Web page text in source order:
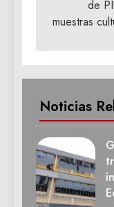
de
muestras
Noticias